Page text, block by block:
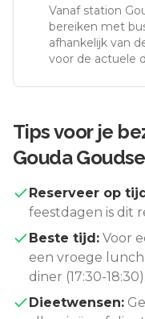
Vanaf station
bereiken met
afhankelijk van
voor de actuele
Tips voor je
Gouda
Reserveer op
feestdagen is dit
Beste tijd: Voor
een vroege lunch
diner (17:30-18:30).
Dieetwensen: